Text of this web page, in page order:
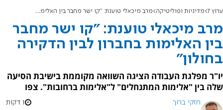
ערוץ 7 מדיניות ופוליטיקה מרב מיכאלי טוענת: "קו ישר מחבר בין האלימות בחברון לבין הדקירה בחולון"
מרב מיכאלי טוענת: "קו ישר מחבר
בין האלימות בחברון לבין הדקירה
בחולון"
יו"ר מפלגת העבודה הציגה השוואה מקוממת בישיבת הסיעה
שלה בין "אלימות המתנחלים" ל"אלימות ברחובות". צפו
חזקי ברוך 1 דקות